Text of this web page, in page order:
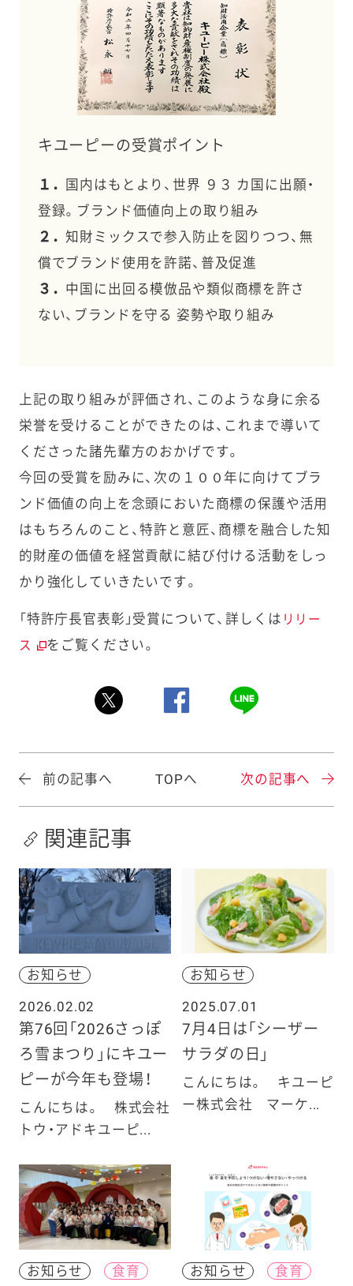
キユーピーの受賞ポイント
１．
国内はもとより、世界 ９３ カ国に出願・
登録。ブランド価値向上の取り組み
２．知財ミックスで参入防止を図りつつ、無
償でブランド使用を許諾、普及促進
３． 中国に出回る模倣品や類似商標を許さ
ない、ブランドを守る 姿勢や取り組み
上記の取り組みが評価され、このような身に余る
栄誉を受けることができたのは、これまで導いて
くださった諸先輩方のおかげです。
今回の受賞を励みに、次の１００年に向けてブラ
ンド価値の向上を念頭においた商標の保護や活用
はもちろんのこと、特許と意匠、商標を融合した知
的財産の価値を経営貢献に結び付ける活動をしっ
かり強化していきたいです。
「特許庁長官表彰」受賞について、詳しくは リリー
ス
をご覧ください。
前の記事へ TOPへ 次の記事へ
関連記事
お知らせ
2026.02.02
第76回「2026さっぽ
ろ雪まつり」にキユー
ピーが今年も登場！
こんにちは。 株式会社
トウ・アドキユーピ...
お知らせ
2025.07.01
7月4日は「シーザー
サラダの日」
こんにちは。 キユーピ
ー株式会社 マーケ...
お知らせ 食育 お知らせ 食育